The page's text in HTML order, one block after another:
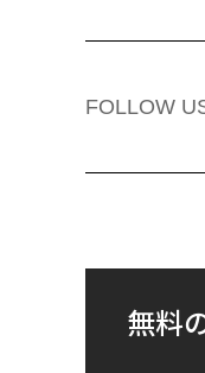
FOLLOW
無料